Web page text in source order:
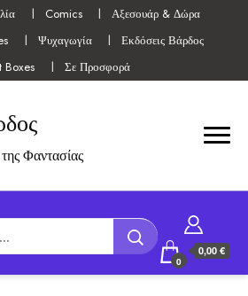
Comics
Αξεσουάρ & Δώρα
Ψυχαγωγία
Εκδόσεις Βάρδος
Boxes
Σε Προσφορά
Φαντασίας
0
0,00 €